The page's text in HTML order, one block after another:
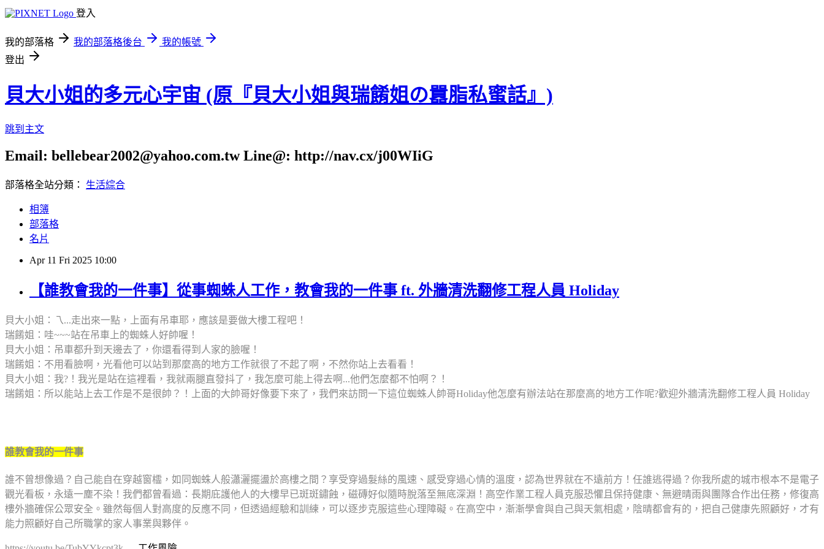
登入
我的部落格 我的部落格後台
我的帳號
登出
貝大小姐的多元心宇宙 (原『貝大小姐與瑞餚姐の囂脂私蜜話』)
跳到主文
Email: bellebear2002@yahoo.com.tw Line@: http://nav.cx/j00WIiG
部落格全站分類： 生活綜合
相簿
部落格
名片
Apr 11 Fri 2025 10:00
【誰教會我的一件事】從事蜘蛛人工作，教會我的一件事 ft. 外牆清洗翻修工程人員 Holiday
貝大小姐：乁...走出來一點，上面有吊車耶，應該是要做大樓工程吧！
瑞餚姐：哇~~~站在吊車上的蜘蛛人好帥喔！
貝大小姐：吊車都升到天邊去了，你還看得到人家的臉喔！
瑞餚姐：不用看臉啊，光看他可以站到那麼高的地方工作就很了不起了啊，不然你站上去看看！
貝大小姐：我?！我光是站在這裡看，我就兩腿直發抖了，我怎麼可能上得去啊...他們怎麼都不怕啊？！
瑞餚姐：所以能站上去工作是不是很帥？！上面的大帥哥好像要下來了，我們來訪問一下這位蜘蛛人帥哥Holiday他怎麼有辦法站在那麼高的地方工作呢?歡迎外牆清洗翻修工程人員 Holiday
誰教會我的一件事
誰不曾想像過？自己能自在穿越窗櫺，如同蜘蛛人般瀟灑擺盪於高樓之間？享受穿過髮絲的風速、感受穿過心情的溫度，認為世界就在不遠前方！任誰逃得過？你我所處的城市根本不是電子
觀光看板，永遠一塵不染！我們都曾看過：長期庇護他人的大樓早已斑斑鏽蝕，磁磚好似隨時脫落至無底深淵！高空作業工程人員克服恐懼且保持健康、無避晴雨與團隊合作出任務，修復高
樓外牆確保公眾安全。雖然每個人對高度的反應不同，但透過經驗和訓練，可以逐步克服這些心理障礙。在高空中，漸漸學會與自己與天氣相處，陰晴都會有的，把自己健康先照顧好，才有
能力照顧好自己所職掌的家人事業與夥伴。